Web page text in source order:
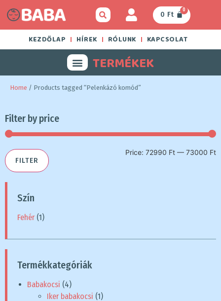
0 Ft
0
KEZDŐLAP HÍREK RÓLUNK KAPCSOLAT
TERMÉKEK
Home / Products tagged “Pelenkázó komód”
Filter by price
FILTER
Price: 72990 Ft — 73000 Ft
Szín
Fehér (1)
Termékkategóriák
Babakocsi (4)
Iker babakocsi (1)